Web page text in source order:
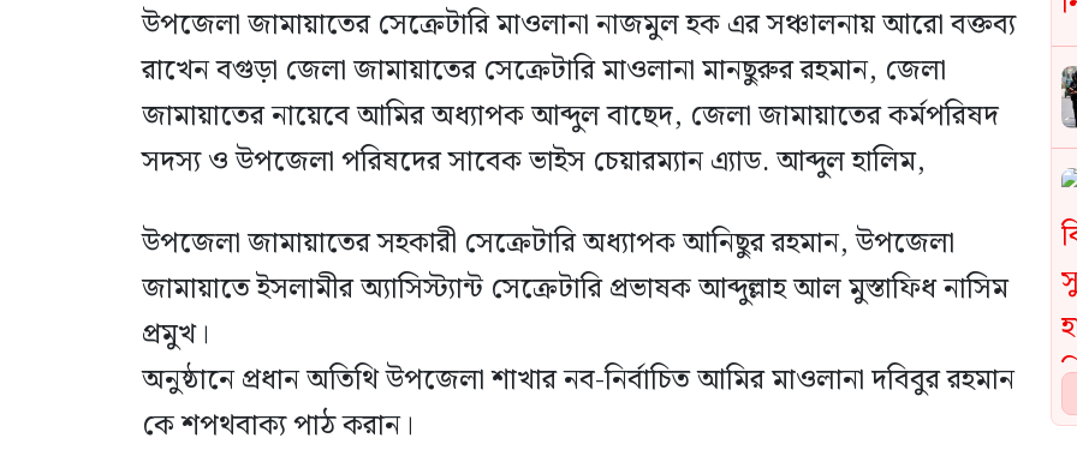
উপজেলা জামায়াতের সেক্রেটারি মাওলানা নাজমুল হক এর সঞ্চালনায় আরো বক্তব্য
রাখেন বগুড়া জেলা জামায়াতের সেক্রেটারি মাওলানা মানছুরুর রহমান, জেলা
জামায়াতের নায়েবে আমির অধ্যাপক আব্দুল বাছেদ, জেলা জামায়াতের কর্মপরিষদ
সদস্য ও উপজেলা পরিষদের সাবেক ভাইস চেয়ারম্যান এ্যাড. আব্দুল হালিম,
উপজেলা জামায়াতের সহকারী সেক্রেটারি অধ্যাপক আনিছুর রহমান, উপজেলা
জামায়াতে ইসলামীর অ্যাসিস্ট্যান্ট সেক্রেটারি প্রভাষক আব্দুল্লাহ আল মুস্তাফিধ নাসিম
প্রমুখ।
অনুষ্ঠানে প্রধান অতিথি উপজেলা শাখার নব-নির্বাচিত আমির মাওলানা দবিবুর রহমান
কে শপথবাক্য পাঠ করান।